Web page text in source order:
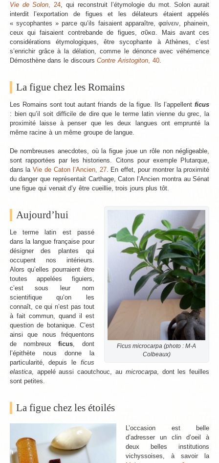
Vie de Solon , 24 , qui reconstruit l’étymologie du mot. Solon aurait
interdit l’exportation de figues et les délateurs étaient appelés
« sycophantes » parce qu’ils faisaient apparaître, φαίνειν, phainein,
ceux qui faisaient contrebande de figues, σῦκα. Mais avant ces
considérations étymologiques, être sycophante à Athènes, c’est
s’enrichir grâce à la délation, comme le dénonce avec véhémence
Démosthène dans le discoursContre Aristogiton, 40.
La figue chez les Romains
Les Romains sont tout autant friands de la figue. Ils l’appellentficus
: bien qu’il soit difficile de dire que le terme latin vienne du grec, la
proximité laisse à penser que les deux langues ont emprunté la
même racine à un même groupe de langue.
De nombreuses anecdotes, où la figue joue un rôle non négligeable,
sont rapportées par les historiens. Citons pour exemple Plutarque,
dans laVie de Caton l’Ancien, 27. En effet, pour montrer la proximité
du danger que représentait Carthage, Caton l’Ancien montra au Sénat
une figue qui venait d’y être cueillie, trois jours plus tôt.
Ficus microcarpa (photo : M-A
Colbeaux)
Aujourd’hui
Le terme latin est passé
dans la langue française pour
désigner des plantes qui
occupent nos intérieurs.
Alors qu’elles pourraient être
toutes appelées figuiers,
c’est sous leur nom
scientifique qu’on les
connaît, ce qui n’est pas tout
à fait commun, quand il est
question de botanique. C’est
ainsi que nous fréquentons
de nombreuxficus , dont
l’épithète nous donne la
particularité, depuis le ficus
elastica, appelé aussi caoutchouc, au microcarpa, dont les feuilles
sont petites.
La figue chez les étoilés
L’occasion est belle
d’adresser un clin d’oeil à
deux belles institutions
vichyssoises, à savoir la